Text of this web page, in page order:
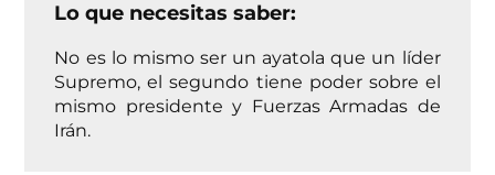
Lo que necesitas saber:
No es lo mismo ser un ayatola que un líder
Supremo, el segundo tiene poder sobre el
mismo presidente y Fuerzas Armadas de
Irán.